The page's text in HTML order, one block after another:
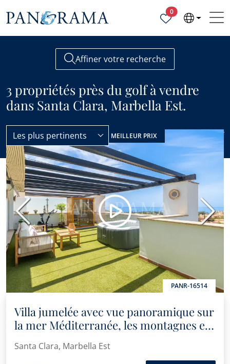
0Propriétés
Affiner votre recherche
3 propriétés près du golf à vendre
dans Santa Clara, Marbella Est.
Santa Clara Golf
Les plus pertinents
NOUVELLE ANNONCE MEILLEUR PRIX
PANR-16514
Précédent
Villa jumelée avec vue panoramique sur
la mer Méditerranée, les montagnes et
le parcours de golf à Santa Clara
Santa Clara, Marbella Est